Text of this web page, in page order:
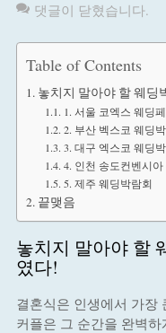
댓글이 닫혔습니다.
Table of Contents
놓치지 말아야 할 웨딩
1. 서울 코엑스 웨딩
2. 부산 벡스코 웨딩
3. 대구 엑스코 웨딩
4. 인천 송도컨벤시아
5. 제주 웨딩박람회
끝맺음
놓치지 말아야 할
였다!
결혼식은 인생에서 가장
커플은 그 순간을 완벽